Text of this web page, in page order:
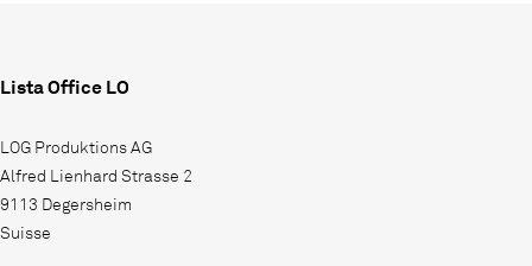
Lista Office LO
LOG Produktions AG
Alfred Lienhard Strasse 2
9113 Degersheim
Suisse